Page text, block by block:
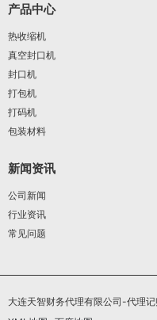
产品中心
热收缩机
真空封口机
封口机
打包机
打码机
包装材料
新闻资讯
公司新闻
行业资讯
常见问题
大连天智财务代理有限公司-代理